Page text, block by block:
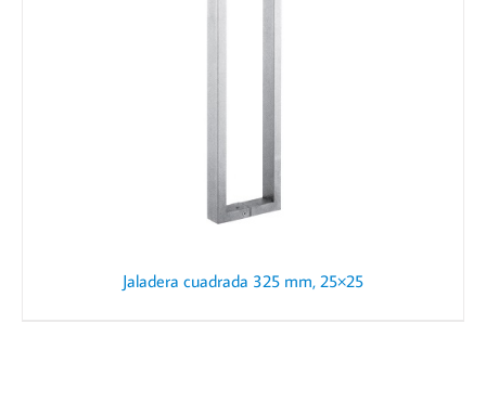
Jaladera cuadrada 325 mm, 25×25